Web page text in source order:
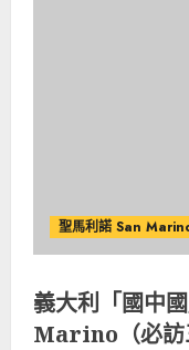
聖馬利諾 San
義大利「國中
Marino（必訪